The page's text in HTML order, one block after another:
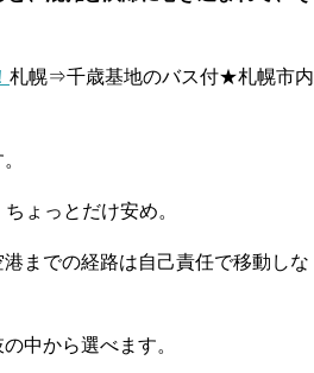
札幌⇒千歳基地のバス付★札幌市内
ょっとだけ安め。
までの経路は自己責任で移動しな
中から選べます。